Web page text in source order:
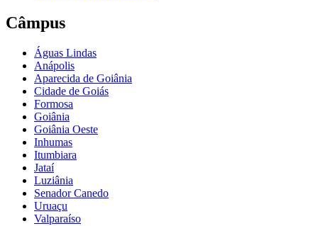
Câmpus
Águas Lindas
Anápolis
Aparecida de Goiânia
Cidade de Goiás
Formosa
Goiânia
Goiânia Oeste
Inhumas
Itumbiara
Jataí
Luziânia
Senador Canedo
Uruaçu
Valparaíso